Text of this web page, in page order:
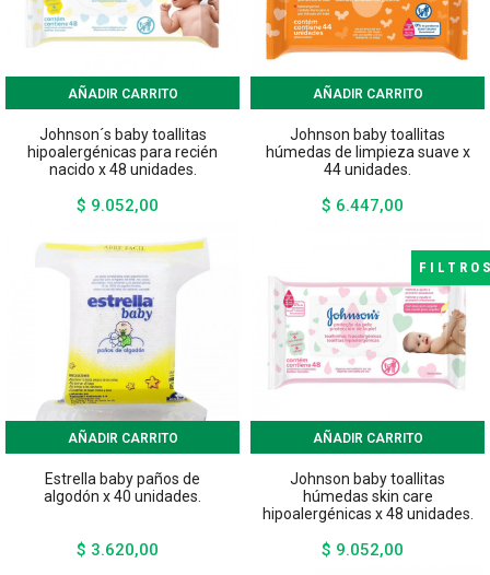
AÑADIR CARRITO
Johnson´s baby toallitas
hipoalergénicas para recién
nacido x 48 unidades.
$ 9.052,00
AÑADIR CARRITO
Johnson baby toallitas
húmedas de limpieza suave x
44 unidades.
$ 6.447,00
AÑADIR CARRITO
Estrella baby paños de
algodón x 40 unidades.
$ 3.620,00
AÑADIR CARRITO
Johnson baby toallitas
húmedas skin care
hipoalergénicas x 48 unidades.
$ 9.052,00